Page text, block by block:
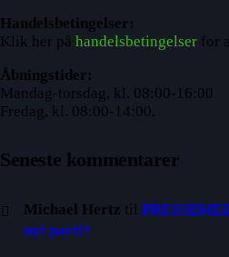
Handelsbetingelser:
Klik her på handelsbetingelser for
Åbningstider:
Mandag-torsdag, kl. 08:00-16:00
Fredag, kl. 08:00-14:00.
Seneste kommentarer
Michael Hertz til
nyt parti?